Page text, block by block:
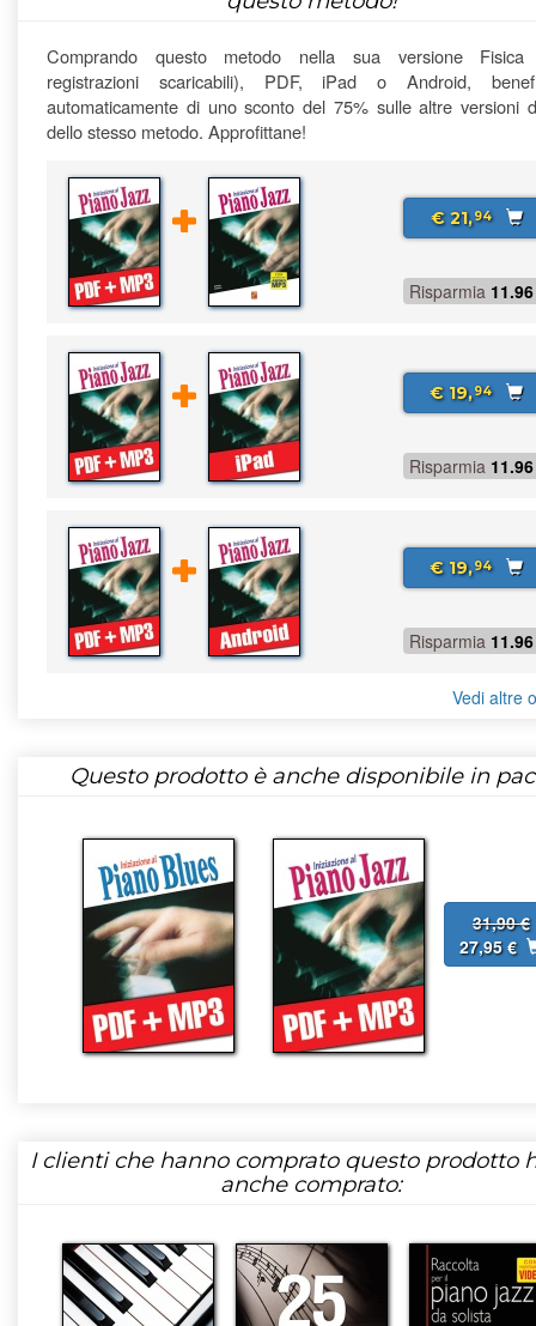
Comprando questo metodo nella sua versione Fisica
registrazioni scaricabili), PDF, iPad o Android,
automaticamente di uno sconto del 75% sulle altre versioni
dello stesso metodo. Approfittane!
€ 21,94
Risparmia 11.96
€ 19,94
Risparmia 11.96
€ 19,94
Risparmia 11.96
Vedi altre
Questo prodotto è anche disponibile in
31,90 €
27,95 €
I clienti che hanno comprato questo prodotto
anche comprato: